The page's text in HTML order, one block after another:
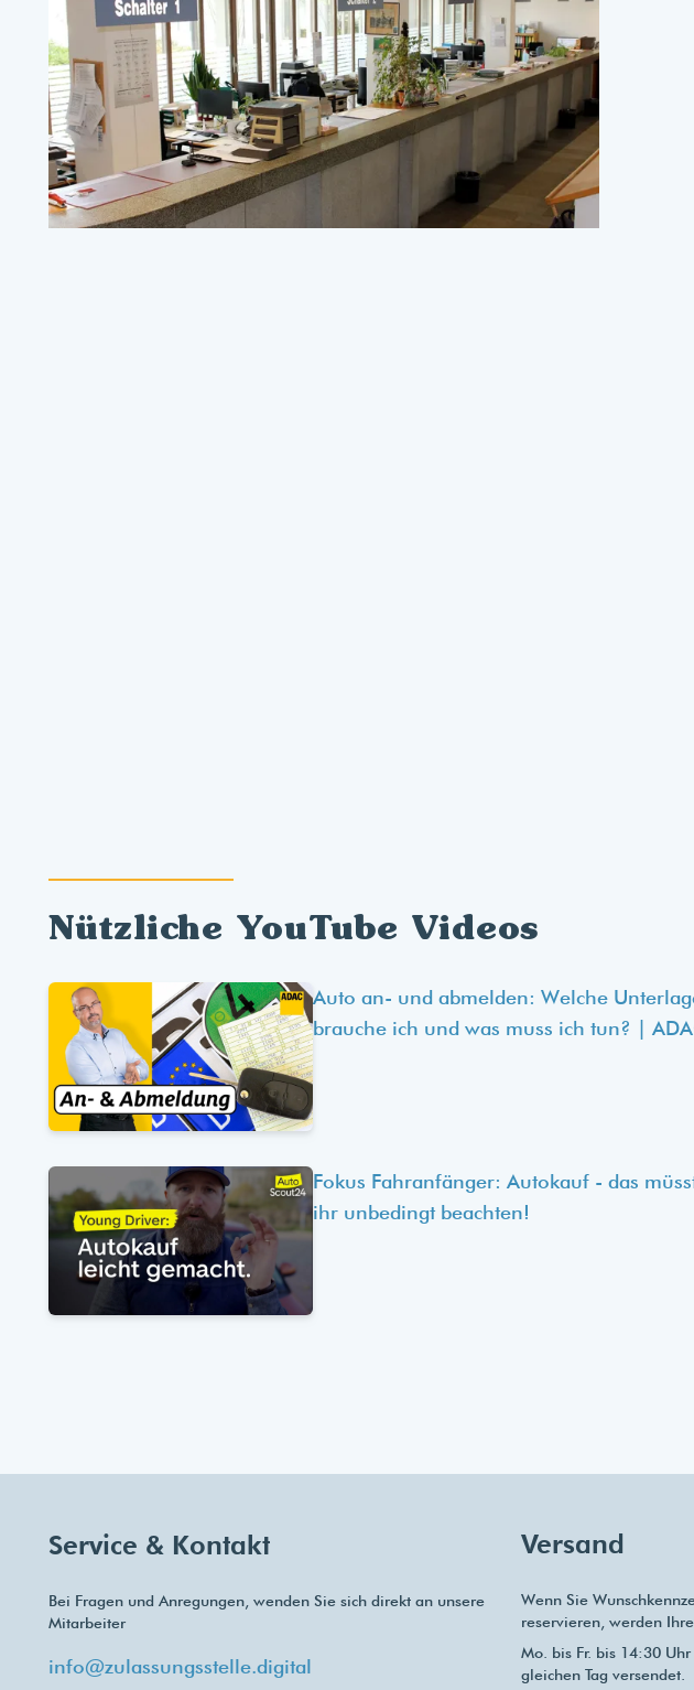
Nützliche YouTube Videos
Auto an- und abmelden: Welche
brauche ich und was muss ich tun? |
Fokus Fahranfänger: Autokauf - das
ihr unbedingt beachten!
Service & Kontakt
Bei Fragen und Anregungen, wenden Sie sich direkt an unsere
Mitarbeiter
info@zulassungsstelle.digital
Versand
Wenn Sie
reservieren, werden
Mo. bis Fr. bis 14:30
gleichen Tag versendet.